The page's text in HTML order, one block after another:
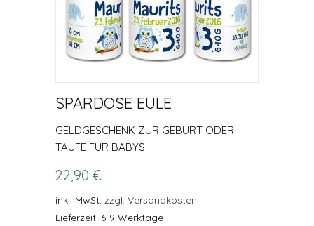
SPARDOSE EULE
GELDGESCHENK ZUR GEBURT ODER
TAUFE FÜR BABYS
22,90 €
inkl. MwSt. zzgl. Versandkosten
Lieferzeit: 6-9 Werktage